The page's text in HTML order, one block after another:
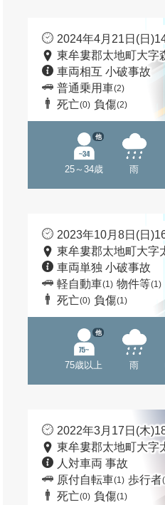
2024年4月21日(日
東牟婁郡太地町大字
車両相互 小破事故
普通乗用車(2)
死亡(0) 負傷(2)
25～34歳
他
雨
2023年10月8日(日
東牟婁郡太地町大字
車両単独 小破事故
軽自動車(1) 物件等(1)
死亡(0) 負傷(1)
75歳以上
他
雨
2022年3月17日(木
東牟婁郡太地町大字
人対車両 事故
原付自転車(1) 歩行者
死亡(0) 負傷(1)